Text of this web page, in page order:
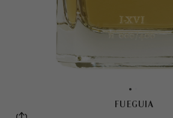
FUEGUIA